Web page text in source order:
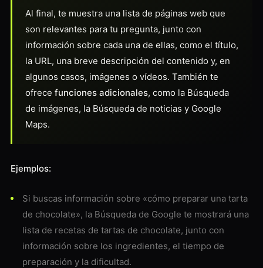
Al final, te muestra una lista de páginas web que
son relevantes para tu pregunta, junto con
información sobre cada una de ellas, como el título,
la URL, una breve descripción del contenido y, en
algunos casos, imágenes o vídeos. También te
ofrece funciones adicionales, como la Búsqueda
de imágenes, la Búsqueda de noticias y Google
Maps.
Ejemplos:
Si buscas información sobre «cómo preparar una tarta
de chocolate», la Búsqueda de Google te mostrará una
lista de recetas de tartas de chocolate, junto con
información sobre los ingredientes, el tiempo de
preparación y la dificultad.